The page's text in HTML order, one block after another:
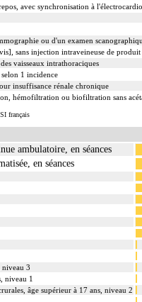
avec synchronisation à
ou d'un examen
sans injection intraveineuse de produit
vaisseaux intrathoraciques
1 incidence
insuffisance rénale chronique
hémofiltration ou biofiltration sans
français
ambulatoire, en séances
en séances
niveau 3
niveau 1
âge supérieur à 17 ans, niveau 2